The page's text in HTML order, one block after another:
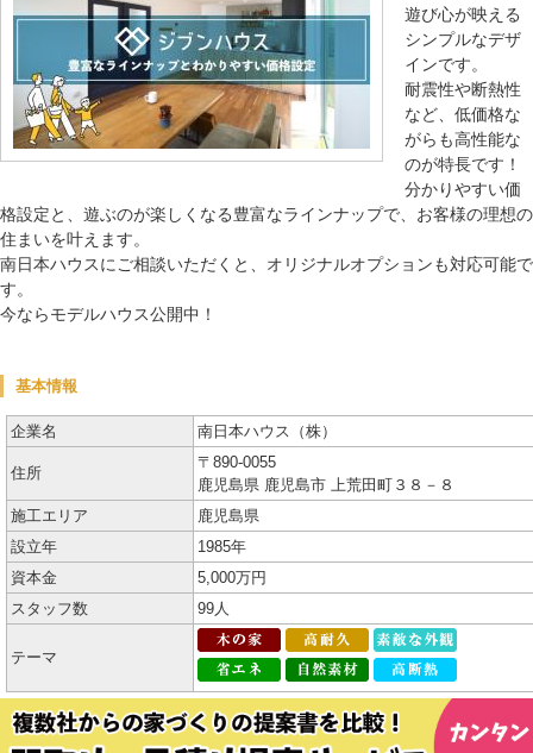
遊び心が映える
シンプルなデザ
インです。
耐震性や断熱性
など、低価格な
がらも高性能な
のが特長です！
分かりやすい価
格設定と、遊ぶのが楽しくなる豊富なラインナップで、お客様の理想の
住まいを叶えます。
南日本ハウスにご相談いただくと、オリジナルオプションも対応可能で
す。
今ならモデルハウス公開中！
基本情報
企業名 南日本ハウス（株）
住所
〒890-0055
鹿児島県 鹿児島市 上荒田町３８－８
施工エリア
鹿児島県
設立年
1985年
資本金
5,000万円
スタッフ数
99人
テーマ